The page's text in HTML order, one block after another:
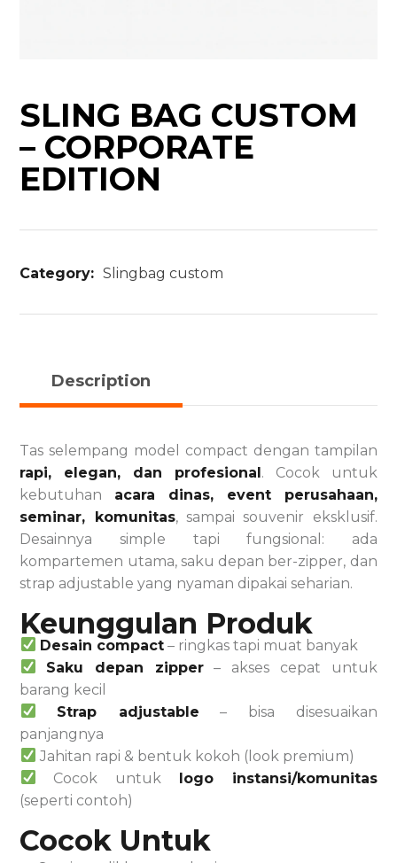
SLING BAG CUSTOM
– CORPORATE
EDITION
Category: Slingbag custom
Description
Tas selempang model compact dengan tampilan
rapi, elegan, dan profesional. Cocok untuk
kebutuhan acara dinas, event perusahaan,
seminar, komunitas, sampai souvenir eksklusif.
Desainnya simple tapi fungsional: ada
kompartemen utama, saku depan ber-zipper, dan
strap adjustable yang nyaman dipakai seharian.
Keunggulan Produk
Desain compact– ringkas tapi muat banyak
Saku depan zipper– akses cepat untuk
barang kecil
Strap adjustable – bisa disesuaikan
panjangnya
Jahitan rapi & bentuk kokoh (look premium)
Cocok untuk logo instansi/komunitas
(seperti contoh)
Cocok Untuk